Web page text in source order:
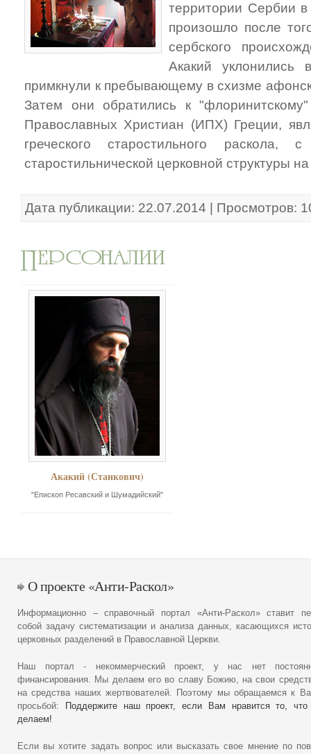
территории Сербии
произошло после
сербского
Акакий уклонились
примкнули к пребывающему в схизме
Затем они обратились к
Православных Христиан (ИПХ) Греции,
греческого старостильного раскола,
старостильнической церковной структуры
Дата публикации: 22.07.2014 | Просмотров:
Акакий (Станкович)
"Епископ Ресавский и Шумадийский"
О проекте «Анти-Раскол»
Информационно – справочный портал «Анти-Раскол» ставит
собой задачу систематизации и анализа данных, касающихся
церковных разделений в Православной Церкви.
Наш портал - некоммерческий проект, у нас нет
финансирования. Мы делаем его во славу Божию, на свои
на средства наших жертвователей. Поэтому мы обращаемся к
просьбой:
Поддержите наш проект, если Вам нравится то,
делаем!
Если вы хотите задать вопрос или высказать свое мнение по